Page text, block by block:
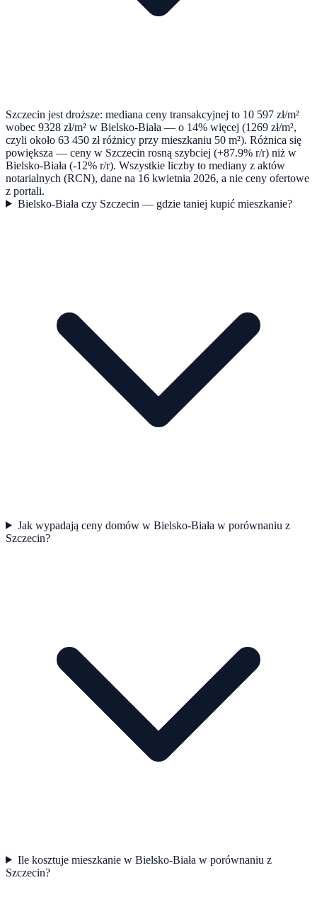
Szczecin jest droższe: mediana ceny transakcyjnej to 10 597 zł/m²
wobec 9328 zł/m² w Bielsko-Biała — o 14% więcej (1269 zł/m²,
czyli około 63 450 zł różnicy przy mieszkaniu 50 m²). Różnica się
powiększa — ceny w Szczecin rosną szybciej (+87.9% r/r) niż w
Bielsko-Biała (-12% r/r). Wszystkie liczby to mediany z aktów
notarialnych (RCN), dane na 16 kwietnia 2026, a nie ceny ofertowe
z portali.
Bielsko-Biała czy Szczecin — gdzie taniej kupić mieszkanie?
Jak wypadają ceny domów w Bielsko-Biała w porównaniu z
Szczecin?
Ile kosztuje mieszkanie w Bielsko-Biała w porównaniu z
Szczecin?